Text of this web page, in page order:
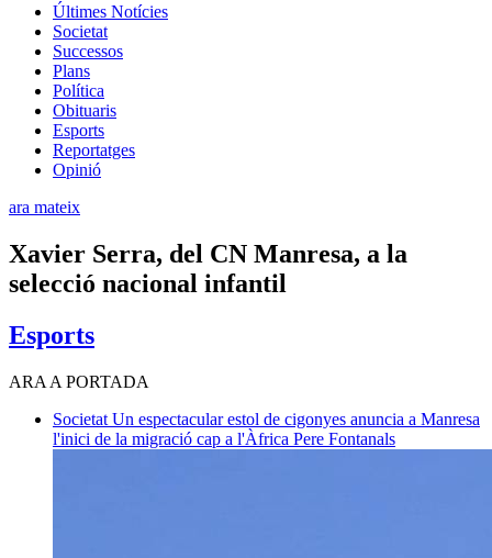
Últimes Notícies
Societat
Successos
Plans
Política
Obituaris
Esports
Reportatges
Opinió
ara mateix
Xavier Serra, del CN Manresa, a la
selecció nacional infantil
Esports
ARA A PORTADA
Societat Un espectacular estol de cigonyes anuncia a Manresa
l'inici de la migració cap a l'Àfrica Pere Fontanals